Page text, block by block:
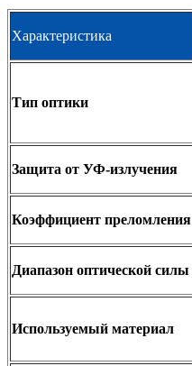
Характеристика
Тип оптики
Защита от УФ-излучения
Коэффициент преломления
Диапазон оптической силы
Используемый материал